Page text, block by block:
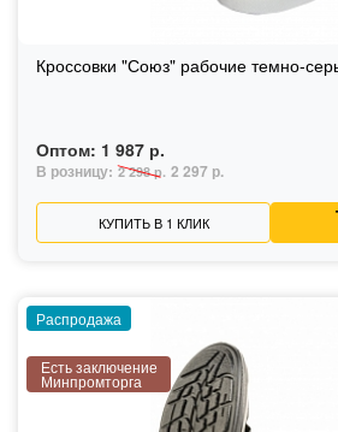
Кроссовки "Союз" рабочие темно-
Оптом: 1 987 р.
В розницу: 2 298 р. 2 297 р.
КУПИТЬ В 1 КЛИК
Распродажа
Есть заключение
Минпромторга